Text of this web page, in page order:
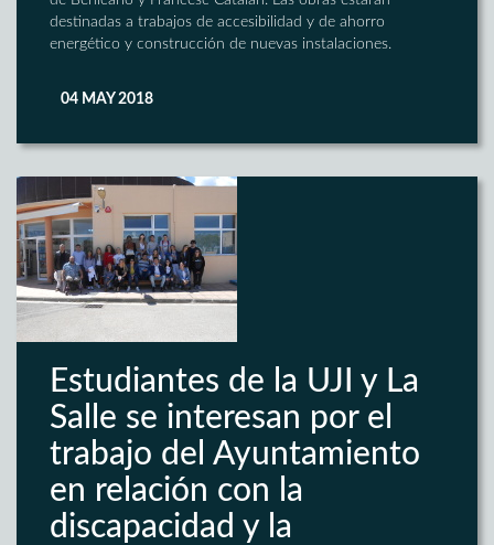
destinadas a trabajos de accesibilidad y de ahorro
energético y construcción de nuevas instalaciones.
04 MAY 2018
Estudiantes de la UJI y La
Salle se interesan por el
trabajo del Ayuntamiento
en relación con la
discapacidad y la